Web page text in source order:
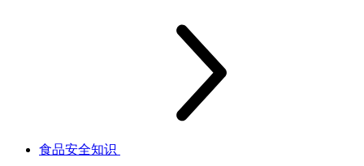
食品安全知识